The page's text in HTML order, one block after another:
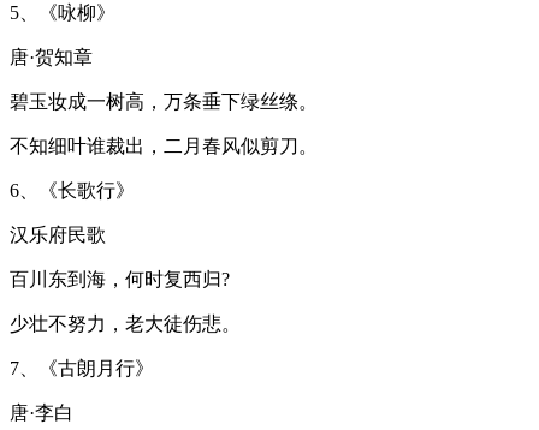
5、《咏柳》
唐·贺知章
碧玉妆成一树高，万条垂下绿丝绦。
不知细叶谁裁出，二月春风似剪刀。
6、《长歌行》
汉乐府民歌
百川东到海，何时复西归?
少壮不努力，老大徒伤悲。
7、《古朗月行》
唐·李白